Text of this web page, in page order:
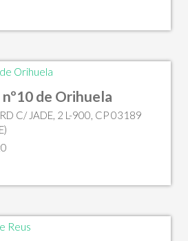
de Orihuela
C/ JADE, 2 L-900, CP 03189